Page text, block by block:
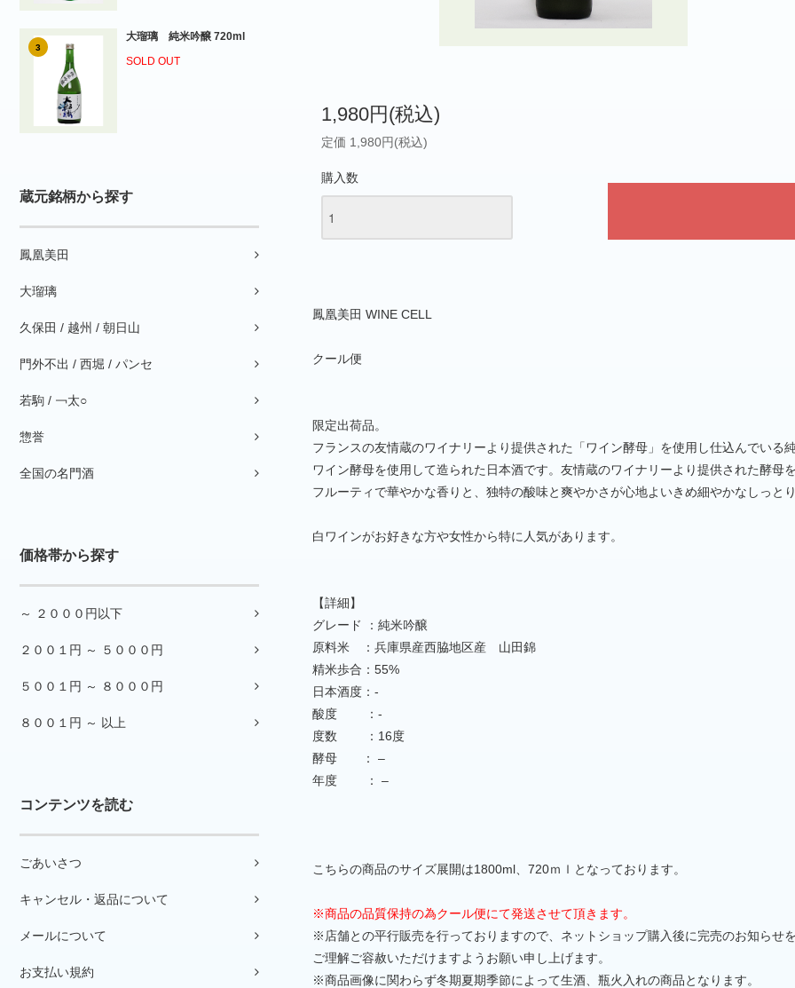
3
大瑠璃 純米吟醸 720ml
SOLD OUT
蔵元銘柄から探す
鳳凰美田
大瑠璃
久保田 / 越州 / 朝日山
門外不出 / 西堀 / パンセ
若駒 / ￢太○
惣誉
全国の名門酒
価格帯から探す
～ ２０００円以下
２００１円 ～ ５０００円
５００１円 ～ ８０００円
８００１円 ～ 以上
コンテンツを読む
ごあいさつ
キャンセル・返品について
メールについて
お支払い規約
1,980円(税込)
定価 1,980円(税込)
購入数
鳳凰美田 WINE CELL
クール便
限定出荷品。
フランスの友情蔵のワイナリーより提供された「ワイン酵母」を使用し仕込んでいる純
ワイン酵母を使用して造られた日本酒です。友情蔵のワイナリーより提供された酵母を
フルーティで華やかな香りと、独特の酸味と爽やかさが心地よいきめ細やかなしっと
白ワインがお好きな方や女性から特に人気があります。
【詳細】
グレード ：純米吟醸
原料米 ：兵庫県産西脇地区産 山田錦
精米歩合：55%
日本酒度：-
酸度 ：-
度数 ：16度
酵母 ： –
年度 ： –
こちらの商品のサイズ展開は1800ml、720ｍｌとなっております。
※商品の品質保持の為クール便にて発送させて頂きます。
※店舗との平行販売を行っておりますので、ネットショップ購入後に完売のお知らせ
ご理解ご容赦いただけますようお願い申し上げます。
※商品画像に関わらず冬期夏期季節によって生酒、瓶火入れの商品となります。